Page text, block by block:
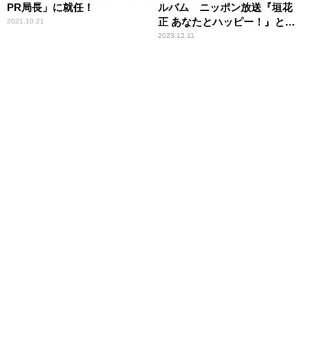
PR局長」に就任！
2021.10.21
ルバム ニッポン放送『垣花
正 あなたとハッピー！』との
コラボ決定！
2023.12.11